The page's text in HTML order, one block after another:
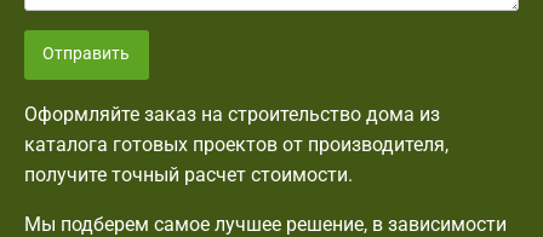
Отправить
Оформляйте заказ на строительство дома из
каталога готовых проектов от производителя,
получите точный расчет стоимости.
Мы подберем самое лучшее решение, в зависимости